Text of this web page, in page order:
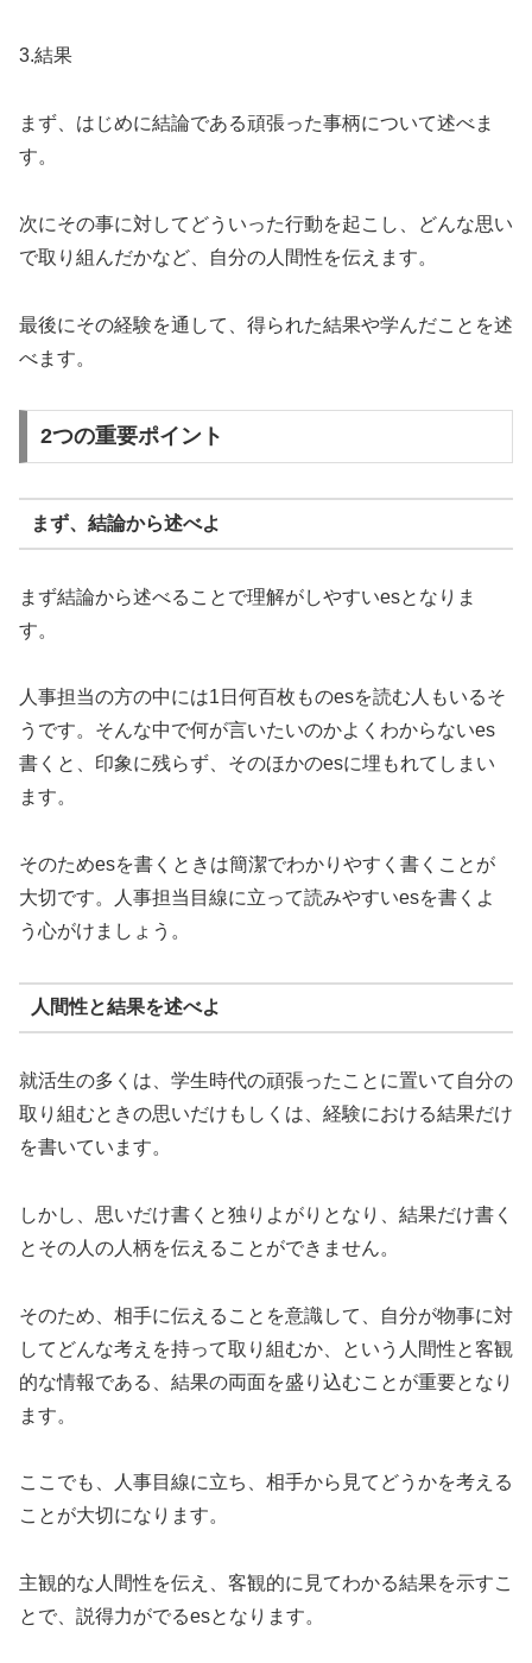
3.結果
まず、はじめに結論である頑張った事柄について述べま
す。
次にその事に対してどういった行動を起こし、どんな思い
で取り組んだかなど、自分の人間性を伝えます。
最後にその経験を通して、得られた結果や学んだことを述
べます。
2つの重要ポイント
まず、結論から述べよ
まず結論から述べることで理解がしやすいesとなりま
す。
人事担当の方の中には1日何百枚ものesを読む人もいるそ
うです。そんな中で何が言いたいのかよくわからないes
書くと、印象に残らず、そのほかのesに埋もれてしまい
ます。
そのためesを書くときは簡潔でわかりやすく書くことが
大切です。人事担当目線に立って読みやすいesを書くよ
う心がけましょう。
人間性と結果を述べよ
就活生の多くは、学生時代の頑張ったことに置いて自分の
取り組むときの思いだけもしくは、経験における結果だけ
を書いています。
しかし、思いだけ書くと独りよがりとなり、結果だけ書く
とその人の人柄を伝えることができません。
そのため、相手に伝えることを意識して、自分が物事に対
してどんな考えを持って取り組むか、という人間性と客観
的な情報である、結果の両面を盛り込むことが重要となり
ます。
ここでも、人事目線に立ち、相手から見てどうかを考える
ことが大切になります。
主観的な人間性を伝え、客観的に見てわかる結果を示すこ
とで、説得力がでるesとなります。